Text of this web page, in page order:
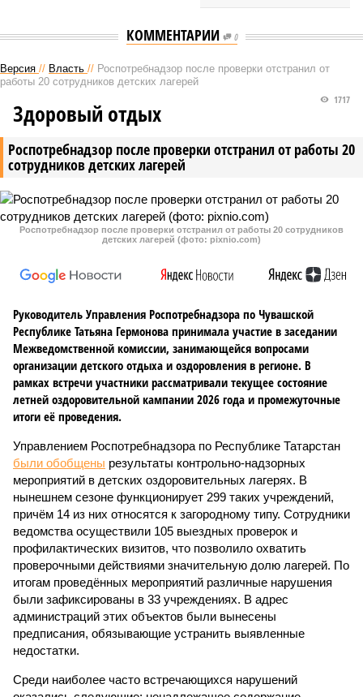
КОММЕНТАРИИ 0
Версия // Власть // Роспотребнадзор после проверки отстранил от
работы 20 сотрудников детских лагерей
Роспотребнадзор после проверки отстранил от работы 20
сотрудников детских лагерей
1717
Здоровый отдых
Роспотребнадзор после проверки отстранил от работы 20 сотрудников
детских лагерей (фото: pixnio.com)
Руководитель Управления Роспотребнадзора по Чувашской
Республике Татьяна Гермонова принимала участие в заседании
Межведомственной комиссии, занимающейся вопросами
организации детского отдыха и оздоровления в регионе. В
рамках встречи участники рассматривали текущее состояние
летней оздоровительной кампании 2026 года и промежуточные
итоги её проведения.
Управлением Роспотребнадзора по Республике Татарстан
были обобщены результаты контрольно-надзорных
мероприятий в детских оздоровительных лагерях. В
нынешнем сезоне функционирует 299 таких учреждений,
причём 14 из них относятся к загородному типу. Сотрудники
ведомства осуществили 105 выездных проверок и
профилактических визитов, что позволило охватить
проверочными действиями значительную долю лагерей. По
итогам проведённых мероприятий различные нарушения
были зафиксированы в 33 учреждениях. В адрес
администраций этих объектов были вынесены
предписания, обязывающие устранить выявленные
недостатки.
Среди наиболее часто встречающихся нарушений